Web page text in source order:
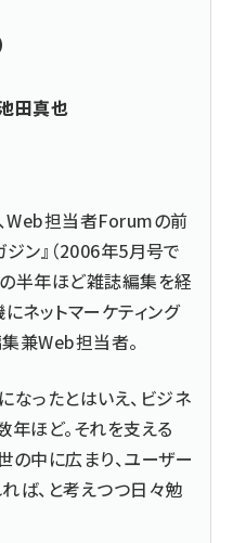
田真也
Web担当者Forumの前
ジン』（2006年5月号で
半年ほど雑誌編集を経
ネットマーケティング
兼Web担当者。
ったとはいえ、ビジネ
ほど。それを支える
中に広まり、ユーザー
ば、と考えつつ日々勉